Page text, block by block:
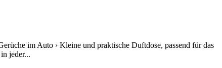
im Auto › Kleine und praktische Duftdose, passend für das
jeder...